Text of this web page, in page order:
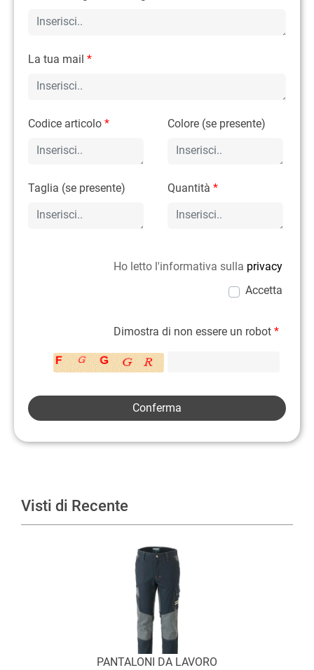
La tua mail *
Codice articolo * Colore (se presente)
Taglia (se presente) Quantità*
Ho letto l'informativa sulla privacy
Accetta
Dimostra di non essere un robot *
Visti di Recente
PANTALONI DA LAVORO